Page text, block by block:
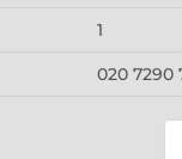
1
020 7290